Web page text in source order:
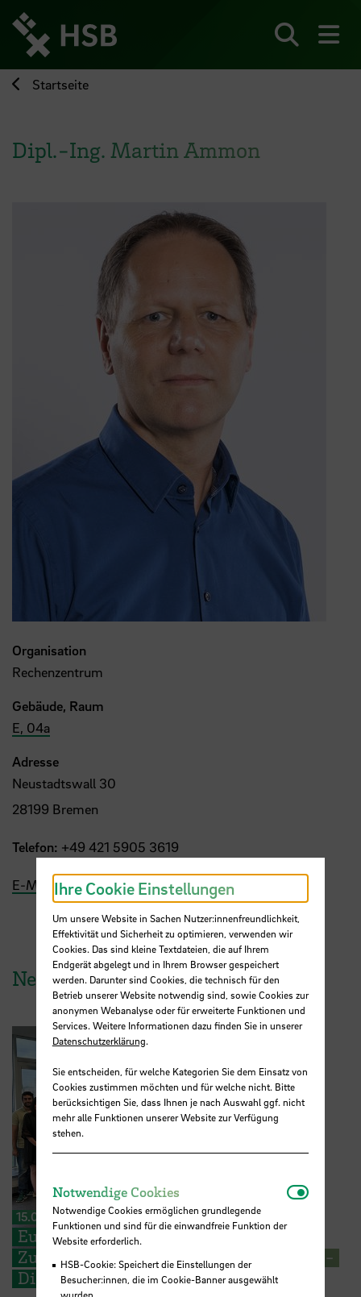
zum
Seiteninhalt
springen
Startseite
Dipl.-Ing. Martin Ammon
Organisation
Rechenzentrum
Gebäude, Raum
E, 04a
Adresse
Neustadtswall 30
28199 Bremen
Telefon: +49 421 5905 3619
E-Mail
News aus der HSB
15.07.2026
Europäische Perspektiven für
Zukunftsfragen: STARS EU BIP zu „Cross-
Disciplinary Problem Solving“
Ihre Cookie Einstellungen
Um unsere Website in Sachen Nutzer:innenfreundlichkeit,
Effektivität und Sicherheit zu optimieren, verwenden wir
Cookies. Das sind kleine Textdateien, die auf Ihrem
Endgerät abgelegt und in Ihrem Browser gespeichert
werden. Darunter sind Cookies, die technisch für den
Betrieb unserer Website notwendig sind, sowie Cookies zur
anonymen Webanalyse oder für erweiterte Funktionen und
Services. Weitere Informationen dazu finden Sie in unserer
Datenschutzerklärung.
Sie entscheiden, für welche Kategorien Sie dem Einsatz von
Cookies zustimmen möchten und für welche nicht. Bitte
berücksichtigen Sie, dass Ihnen je nach Auswahl ggf. nicht
mehr alle Funktionen unserer Website zur Verfügung
stehen.
Notwendige Cookies
Notwendige Cookies ermöglichen grundlegende
Funktionen und sind für die einwandfreie Funktion der
Website erforderlich.
HSB-Cookie: Speichert die Einstellungen der
Besucher:innen, die im Cookie-Banner ausgewählt
wurden.